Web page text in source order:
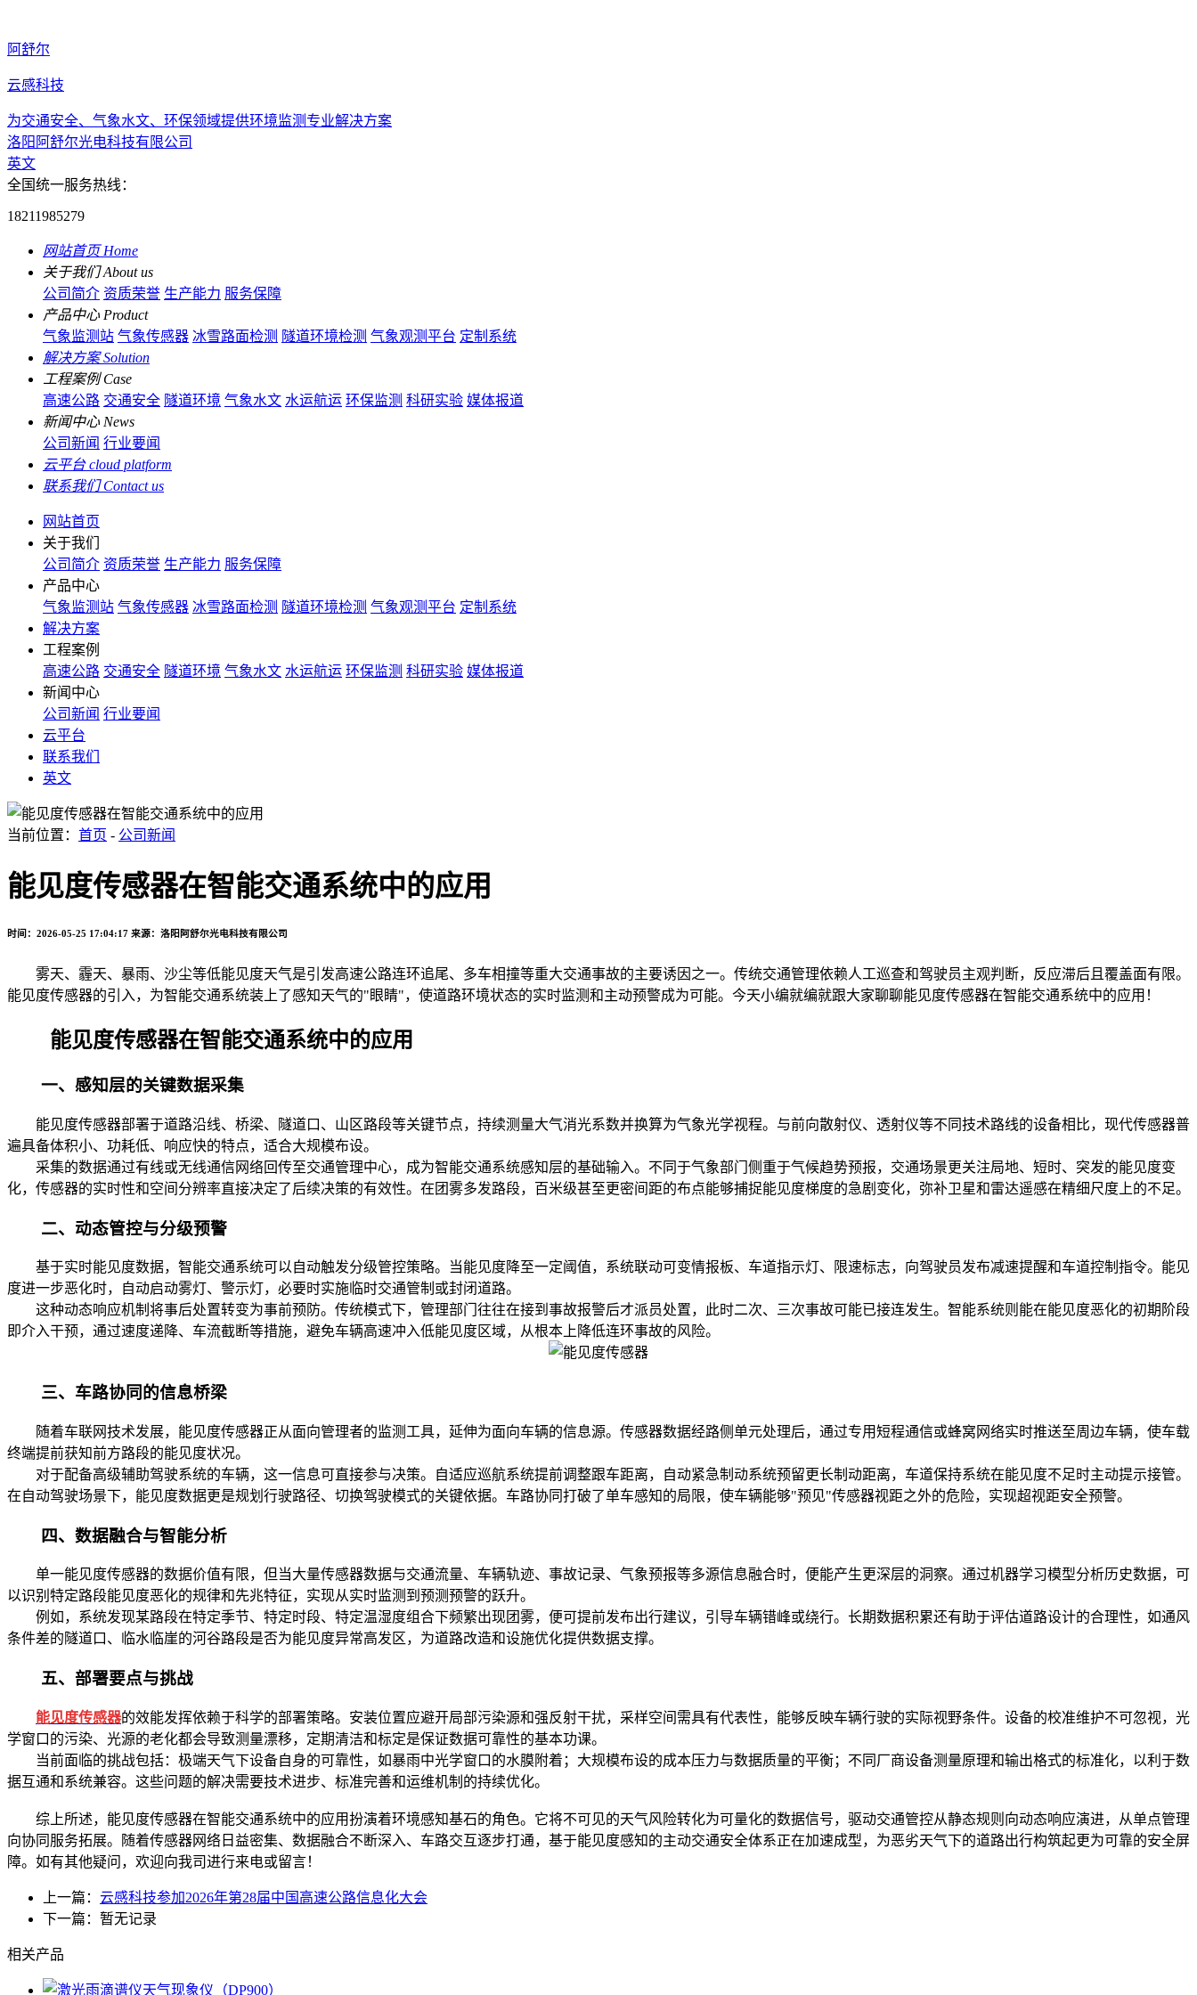
阿舒尔
云感科技
为交通安全、气象水文、环保领域提供环境监测专业解决方案
洛阳阿舒尔光电科技有限公司
英文
全国统一服务热线：
18211985279
网站首页 Home
关于我们 About us
公司简介 资质荣誉 生产能力 服务保障
产品中心 Product
气象监测站 气象传感器 冰雪路面检测 隧道环境检测 气象观测平台 定制系统
解决方案 Solution
工程案例 Case
高速公路 交通安全 隧道环境 气象水文 水运航运 环保监测 科研实验 媒体报道
新闻中心 News
公司新闻 行业要闻
云平台 cloud platform
联系我们 Contact us
网站首页
关于我们
公司简介 资质荣誉 生产能力 服务保障
产品中心
气象监测站 气象传感器 冰雪路面检测 隧道环境检测 气象观测平台 定制系统
解决方案
工程案例
高速公路 交通安全 隧道环境 气象水文 水运航运 环保监测 科研实验 媒体报道
新闻中心
公司新闻 行业要闻
云平台
联系我们
英文
当前位置： 首页 - 公司新闻
能见度传感器在智能交通系统中的应用
时间：2026-05-25 17:04:17 来源：洛阳阿舒尔光电科技有限公司
雾天、霾天、暴雨、沙尘等低能见度天气是引发高速公路连环追尾、多车相撞等重大交通事故的主要诱因之一。传统交通管理依赖人工巡查和驾驶员主观判断，反应滞后且覆盖面有限。
能见度传感器的引入，为智能交通系统装上了感知天气的"眼睛"，使道路环境状态的实时监测和主动预警成为可能。今天小编就编就跟大家聊聊能见度传感器在智能交通系统中的应用！
能见度传感器在智能交通系统中的应用
一、感知层的关键数据采集
能见度传感器部署于道路沿线、桥梁、隧道口、山区路段等关键节点，持续测量大气消光系数并换算为气象光学视程。与前向散射仪、透射仪等不同技术路线的设备相比，现代传感器普
遍具备体积小、功耗低、响应快的特点，适合大规模布设。
采集的数据通过有线或无线通信网络回传至交通管理中心，成为智能交通系统感知层的基础输入。不同于气象部门侧重于气候趋势预报，交通场景更关注局地、短时、突发的能见度变
化，传感器的实时性和空间分辨率直接决定了后续决策的有效性。在团雾多发路段，百米级甚至更密间距的布点能够捕捉能见度梯度的急剧变化，弥补卫星和雷达遥感在精细尺度上的不足。
二、动态管控与分级预警
基于实时能见度数据，智能交通系统可以自动触发分级管控策略。当能见度降至一定阈值，系统联动可变情报板、车道指示灯、限速标志，向驾驶员发布减速提醒和车道控制指令。能见
度进一步恶化时，自动启动雾灯、警示灯，必要时实施临时交通管制或封闭道路。
这种动态响应机制将事后处置转变为事前预防。传统模式下，管理部门往往在接到事故报警后才派员处置，此时二次、三次事故可能已接连发生。智能系统则能在能见度恶化的初期阶段
即介入干预，通过速度递降、车流截断等措施，避免车辆高速冲入低能见度区域，从根本上降低连环事故的风险。
三、车路协同的信息桥梁
随着车联网技术发展，能见度传感器正从面向管理者的监测工具，延伸为面向车辆的信息源。传感器数据经路侧单元处理后，通过专用短程通信或蜂窝网络实时推送至周边车辆，使车载
终端提前获知前方路段的能见度状况。
对于配备高级辅助驾驶系统的车辆，这一信息可直接参与决策。自适应巡航系统提前调整跟车距离，自动紧急制动系统预留更长制动距离，车道保持系统在能见度不足时主动提示接管。
在自动驾驶场景下，能见度数据更是规划行驶路径、切换驾驶模式的关键依据。车路协同打破了单车感知的局限，使车辆能够"预见"传感器视距之外的危险，实现超视距安全预警。
四、数据融合与智能分析
单一能见度传感器的数据价值有限，但当大量传感器数据与交通流量、车辆轨迹、事故记录、气象预报等多源信息融合时，便能产生更深层的洞察。通过机器学习模型分析历史数据，可
以识别特定路段能见度恶化的规律和先兆特征，实现从实时监测到预测预警的跃升。
例如，系统发现某路段在特定季节、特定时段、特定温湿度组合下频繁出现团雾，便可提前发布出行建议，引导车辆错峰或绕行。长期数据积累还有助于评估道路设计的合理性，如通风
条件差的隧道口、临水临崖的河谷路段是否为能见度异常高发区，为道路改造和设施优化提供数据支撑。
五、部署要点与挑战
能见度传感器的效能发挥依赖于科学的部署策略。安装位置应避开局部污染源和强反射干扰，采样空间需具有代表性，能够反映车辆行驶的实际视野条件。设备的校准维护不可忽视，光
学窗口的污染、光源的老化都会导致测量漂移，定期清洁和标定是保证数据可靠性的基本功课。
当前面临的挑战包括：极端天气下设备自身的可靠性，如暴雨中光学窗口的水膜附着；大规模布设的成本压力与数据质量的平衡；不同厂商设备测量原理和输出格式的标准化，以利于数
据互通和系统兼容。这些问题的解决需要技术进步、标准完善和运维机制的持续优化。
综上所述，能见度传感器在智能交通系统中的应用扮演着环境感知基石的角色。它将不可见的天气风险转化为可量化的数据信号，驱动交通管控从静态规则向动态响应演进，从单点管理
向协同服务拓展。随着传感器网络日益密集、数据融合不断深入、车路交互逐步打通，基于能见度感知的主动交通安全体系正在加速成型，为恶劣天气下的道路出行构筑起更为可靠的安全屏
障。如有其他疑问，欢迎向我司进行来电或留言！
上一篇： 云感科技参加2026年第28届中国高速公路信息化大会
下一篇：暂无记录
相关产品